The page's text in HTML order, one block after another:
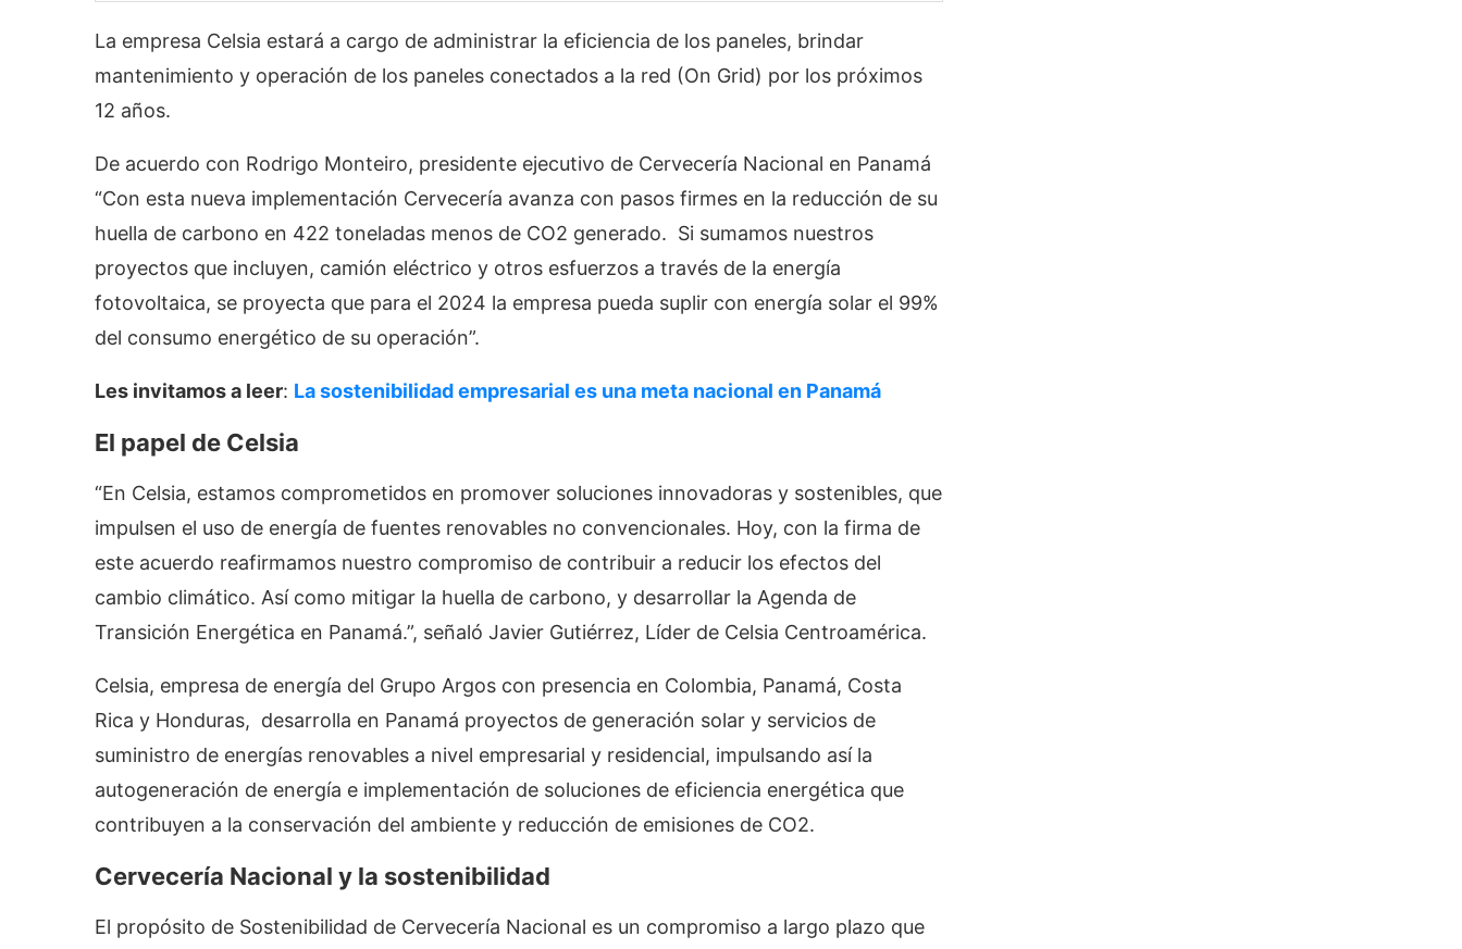
La empresa Celsia estará a cargo de administrar la eficiencia de los paneles, brindar
mantenimiento y operación de los paneles conectados a la red (On Grid) por los próximos
12 años.
De acuerdo con Rodrigo Monteiro, presidente ejecutivo de Cervecería Nacional en Panamá
“Con esta nueva implementación Cervecería avanza con pasos firmes en la reducción de su
huella de carbono en 422 toneladas menos de CO2 generado. Si sumamos nuestros
proyectos que incluyen, camión eléctrico y otros esfuerzos a través de la energía
fotovoltaica, se proyecta que para el 2024 la empresa pueda suplir con energía solar el 99%
del consumo energético de su operación”.
Les invitamos a leer: La sostenibilidad empresarial es una meta nacional en Panamá
El papel de Celsia
“En Celsia, estamos comprometidos en promover soluciones innovadoras y sostenibles, que
impulsen el uso de energía de fuentes renovables no convencionales. Hoy, con la firma de
este acuerdo reafirmamos nuestro compromiso de contribuir a reducir los efectos del
cambio climático. Así como mitigar la huella de carbono, y desarrollar la Agenda de
Transición Energética en Panamá.”, señaló Javier Gutiérrez, Líder de Celsia Centroamérica.
Celsia, empresa de energía del Grupo Argos con presencia en Colombia, Panamá, Costa
Rica y Honduras, desarrolla en Panamá proyectos de generación solar y servicios de
suministro de energías renovables a nivel empresarial y residencial, impulsando así la
autogeneración de energía e implementación de soluciones de eficiencia energética que
contribuyen a la conservación del ambiente y reducción de emisiones de CO2.
Cervecería Nacional y la sostenibilidad
El propósito de Sostenibilidad de Cervecería Nacional es un compromiso a largo plazo que